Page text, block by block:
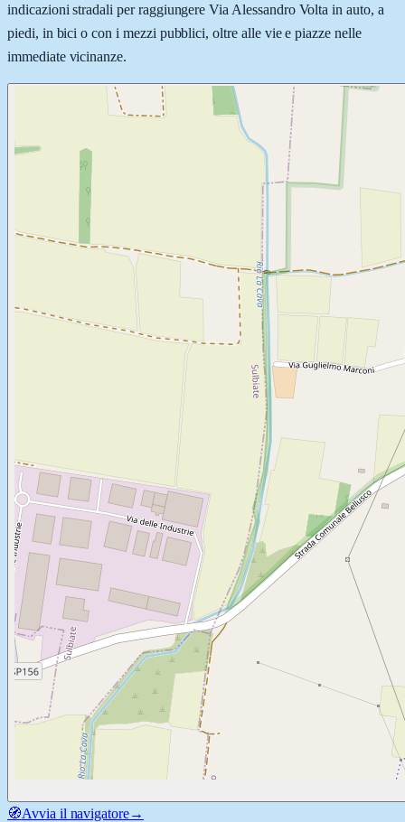
indicazioni stradali per raggiungere Via Alessandro Volta in auto, a
piedi, in bici o con i mezzi pubblici, oltre alle vie e piazze nelle
immediate vicinanze.
🧭Avvia il navigatore→